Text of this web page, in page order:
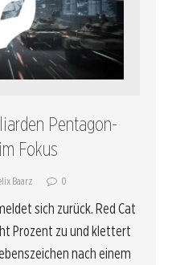
Pentagon-
Fokus
Baarz 0
sich zurück. Red Cat
Prozent zu und klettert
nach einem